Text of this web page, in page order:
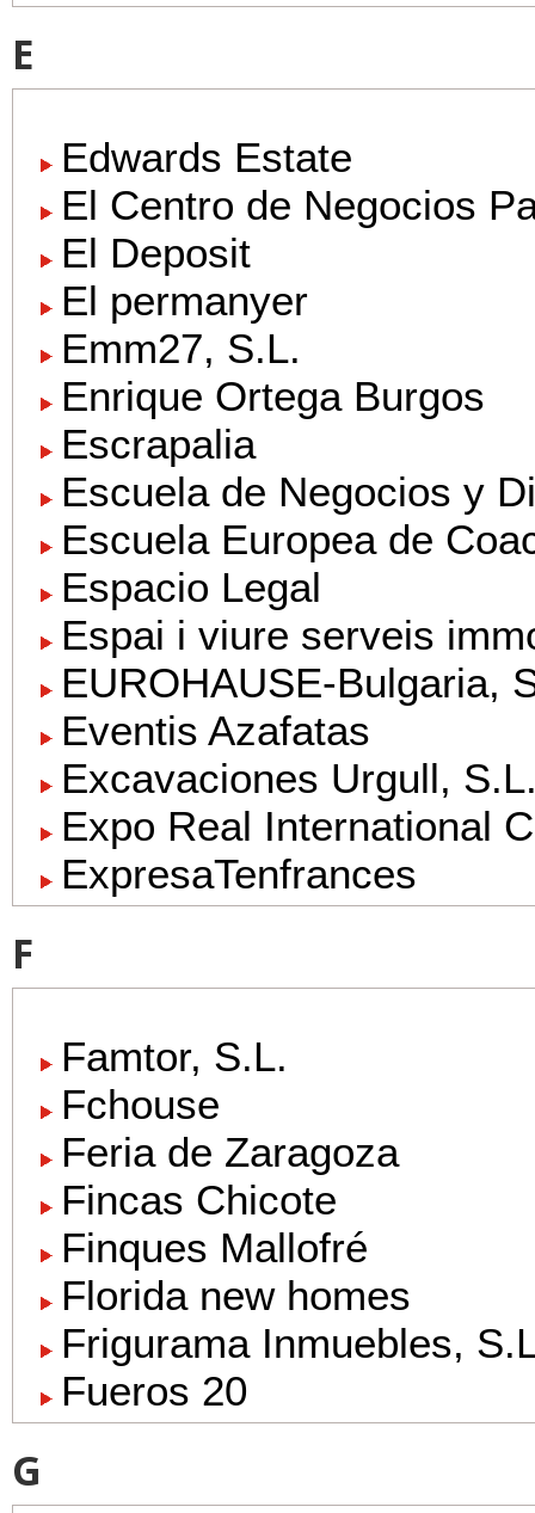
E
Edwards Estate
El Centro de Negocios
El Deposit
El permanyer
Emm27, S.L.
Enrique Ortega Burgos
Escrapalia
Escuela de Negocios y
Escuela Europea de
Espacio Legal
Espai i viure serveis
EUROHAUSE-Bulgaria,
Eventis Azafatas
Excavaciones Urgull,
Expo Real International
ExpresaTenfrances
F
Famtor, S.L.
Fchouse
Feria de Zaragoza
Fincas Chicote
Finques Mallofré
Florida new homes
Frigurama Inmuebles,
Fueros 20
G